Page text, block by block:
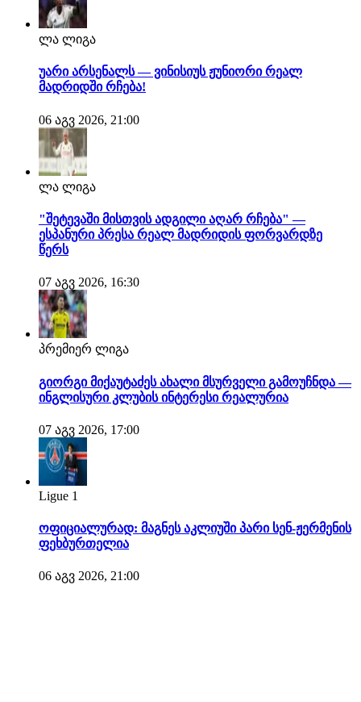
ლა ლიგა
უარი არსენალს — ვინისიუს ჟუნიორი რეალ
მადრიდში რჩება!
06 აგვ 2026, 21:00
ლა ლიგა
"შეტევაში მისთვის ადგილი აღარ რჩება" —
ესპანური პრესა რეალ მადრიდის ფორვარდზე
წერს
07 აგვ 2026, 16:30
პრემიერ ლიგა
გიორგი მიქაუტაძეს ახალი მსურველი გამოუჩნდა —
ინგლისური კლუბის ინტერესი რეალურია
07 აგვ 2026, 17:00
Ligue 1
ოფიციალურად: მაგნეს აკლიუში პარი სენ-ჟერმენის
ფეხბურთელია
06 აგვ 2026, 21:00